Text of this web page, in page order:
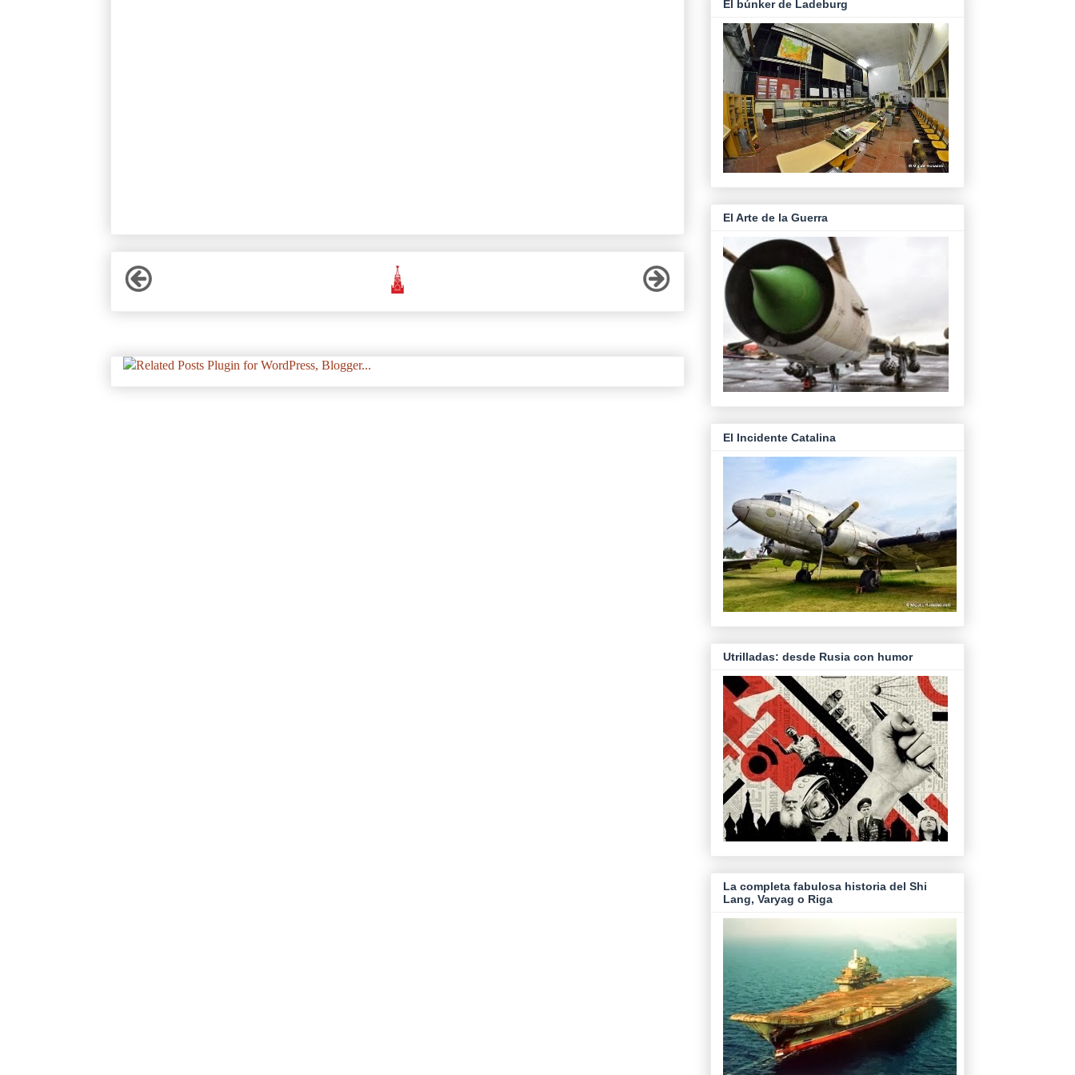
El búnker de Ladeburg
El Arte de la Guerra
El Incidente Catalina
Utrilladas: desde Rusia con humor
La completa fabulosa historia del Shi
Lang, Varyag o Riga